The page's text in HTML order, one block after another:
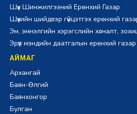
Шүүх Шинжилгээний Ерөнхий Газар
Шүүхийн шийдвэр гүйцэтгэх ерөнхий
Эм, эмнэлгийн хэрэгслийн хяналт,
Эрүүл мэндийн даатгалын ерөнхий газар
АЙМАГ
Архангай
Баян-Өлгий
Баянхонгор
Булган